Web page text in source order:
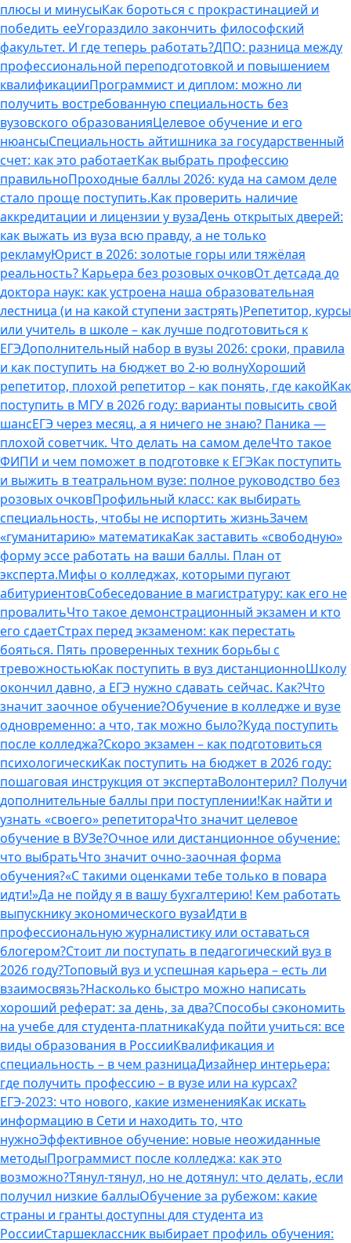
плюсы и минусыКак бороться с прокрастинацией и
победить ееУгораздило закончить философский
факультет. И где теперь работать?ДПО: разница между
профессиональной переподготовкой и повышением
квалификацииПрограммист и диплом: можно ли
получить востребованную специальность без
вузовского образованияЦелевое обучение и его
нюансыСпециальность айтишника за государственный
счет: как это работаетКак выбрать профессию
правильноПроходные баллы 2026: куда на самом деле
стало проще поступить.Как проверить наличие
аккредитации и лицензии у вузаДень открытых дверей:
как выжать из вуза всю правду, а не только
рекламуЮрист в 2026: золотые горы или тяжёлая
реальность? Карьера без розовых очковОт детсада до
доктора наук: как устроена наша образовательная
лестница (и на какой ступени застрять)Репетитор, курсы
или учитель в школе – как лучше подготовиться к
ЕГЭДополнительный набор в вузы 2026: сроки, правила
и как поступить на бюджет во 2‑ю волнуХороший
репетитор, плохой репетитор – как понять, где какойКак
поступить в МГУ в 2026 году: варианты повысить свой
шансЕГЭ через месяц, а я ничего не знаю? Паника —
плохой советчик. Что делать на самом делеЧто такое
ФИПИ и чем поможет в подготовке к ЕГЭКак поступить
и выжить в театральном вузе: полное руководство без
розовых очковПрофильный класс: как выбирать
специальность, чтобы не испортить жизньЗачем
«гуманитарию» математикаКак заставить «свободную»
форму эссе работать на ваши баллы. План от
эксперта.Мифы о колледжах, которыми пугают
абитуриентовСобеседование в магистратуру: как его не
провалитьЧто такое демонстрационный экзамен и кто
его сдаетСтрах перед экзаменом: как перестать
бояться. Пять проверенных техник борьбы с
тревожностьюКак поступить в вуз дистанционноШколу
окончил давно, а ЕГЭ нужно сдавать сейчас. Как?Что
значит заочное обучение?Обучение в колледже и вузе
одновременно: а что, так можно было?Куда поступить
после колледжа?Скоро экзамен – как подготовиться
психологическиКак поступить на бюджет в 2026 году:
пошаговая инструкция от экспертаВолонтерил? Получи
дополнительные баллы при поступлении!Как найти и
узнать «своего» репетитораЧто значит целевое
обучение в ВУЗе?Очное или дистанционное обучение:
что выбратьЧто значит очно-заочная форма
обучения?«С такими оценками тебе только в повара
идти!»Да не пойду я в вашу бухгалтерию! Кем работать
выпускнику экономического вузаИдти в
профессиональную журналистику или оставаться
блогером?Стоит ли поступать в педагогический вуз в
2026 году?Топовый вуз и успешная карьера – есть ли
взаимосвязь?Насколько быстро можно написать
хороший реферат: за день, за два?Способы сэкономить
на учебе для студента-платникаКуда пойти учиться: все
виды образования в РоссииКвалификация и
специальность – в чем разницаДизайнер интерьера:
где получить профессию – в вузе или на курсах?
ЕГЭ-2023: что нового, какие измененияКак искать
информацию в Сети и находить то, что
нужноЭффективное обучение: новые неожиданные
методыПрограммист после колледжа: как это
возможно?Тянул-тянул, но не дотянул: что делать, если
получил низкие баллыОбучение за рубежом: какие
страны и гранты доступны для студента из
РоссииСтаршеклассник выбирает профиль обучения: